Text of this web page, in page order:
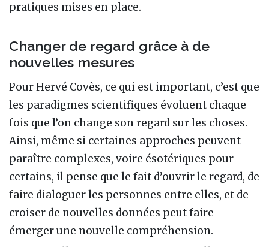
pratiques mises en place.
Changer de regard grâce à de
nouvelles mesures
Pour Hervé Covès, ce qui est important, c’est que
les paradigmes scientifiques évoluent chaque
fois que l’on change son regard sur les choses.
Ainsi, même si certaines approches peuvent
paraître complexes, voire ésotériques pour
certains, il pense que le fait d’ouvrir le regard, de
faire dialoguer les personnes entre elles, et de
croiser de nouvelles données peut faire
émerger une nouvelle compréhension.